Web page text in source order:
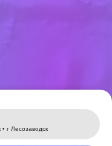
Leaflet
г Лесозаводск